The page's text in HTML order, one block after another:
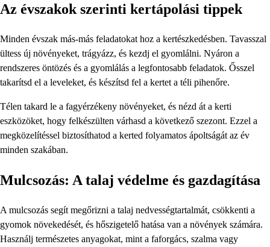
Az évszakok szerinti kertápolási tippek
Minden évszak más-más feladatokat hoz a kertészkedésben. Tavasszal
ültess új növényeket, trágyázz, és kezdj el gyomlálni. Nyáron a
rendszeres öntözés és a gyomlálás a legfontosabb feladatok. Ősszel
takarítsd el a leveleket, és készítsd fel a kertet a téli pihenőre.
Télen takard le a fagyérzékeny növényeket, és nézd át a kerti
eszközöket, hogy felkészülten várhasd a következő szezont. Ezzel a
megközelítéssel biztosíthatod a kerted folyamatos ápoltságát az év
minden szakában.
Mulcsozás: A talaj védelme és gazdagítása
A mulcsozás segít megőrizni a talaj nedvességtartalmát, csökkenti a
gyomok növekedését, és hőszigetelő hatása van a növények számára.
Használj természetes anyagokat, mint a faforgács, szalma vagy